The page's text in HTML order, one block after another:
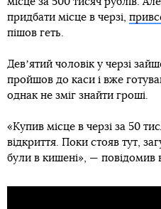
придбати місце в черзі,
пішов геть.
Девʼятий чоловік у черзі
пройшов до каси і вже
однак не зміг знайти гроші.
«Купив місце в черзі за 50
відкриття. Поки стояв тут,
були в кишені», — повідомив